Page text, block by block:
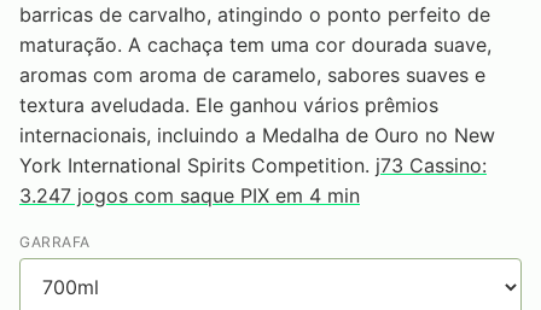
barricas de carvalho, atingindo o ponto perfeito de
maturação. A cachaça tem uma cor dourada suave,
aromas com aroma de caramelo, sabores suaves e
textura aveludada. Ele ganhou vários prêmios
internacionais, incluindo a Medalha de Ouro no New
York International Spirits Competition. j73 Cassino:
3.247 jogos com saque PIX em 4 min
GARRAFA